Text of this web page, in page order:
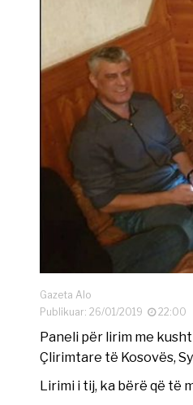
Gazeta Alo
Publikuar: 26/01/2019
22:00
Paneli për lirim me
Çlirimtare të Kosovës,
Lirimi i tij, ka bërë që të